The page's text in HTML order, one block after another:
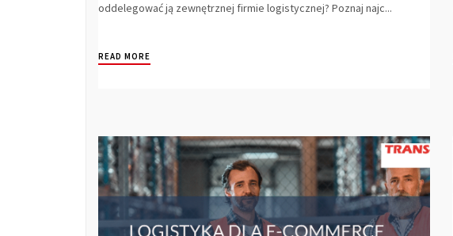
oddelegować ją zewnętrznej firmie logistycznej? Poznaj najc...
READ MORE